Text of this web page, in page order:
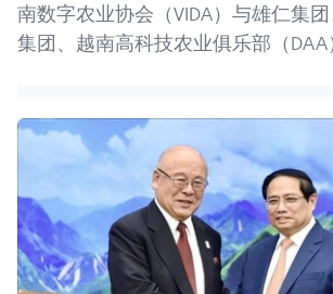
南数字农业协会（VIDA）与雄仁集团
集团、越南高科技农业俱乐部（DAA